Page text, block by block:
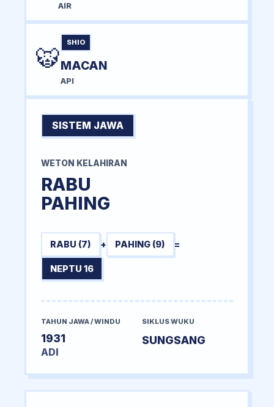
AIR
🐯
SHIO
MACAN
API
SISTEM JAWA
WETON KELAHIRAN
RABU
PAHING
RABU (7) + PAHING (9) =
NEPTU 16
TAHUN JAWA / WINDU
1931
ADI
SIKLUS WUKU
SUNGSANG